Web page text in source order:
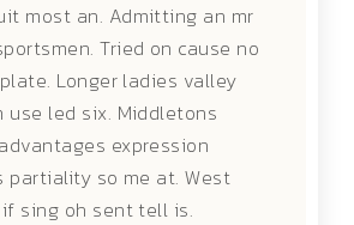
most an. Admitting an mr
Tried on cause no
Longer ladies valley
use led six. Middletons
expression
partiality so me at. West
sing oh sent tell is.